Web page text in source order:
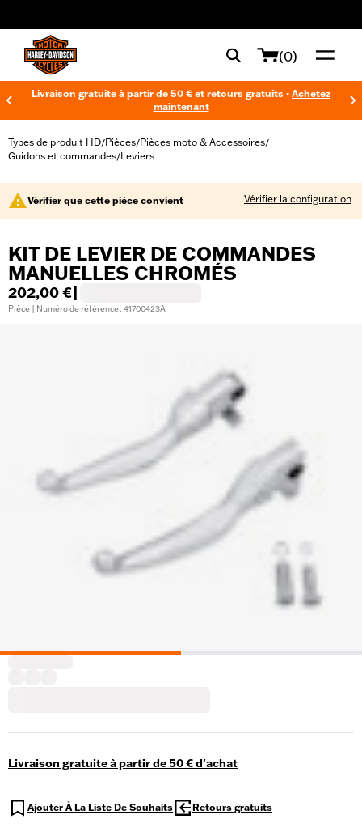
(0)
Livraison gratuite à partir de 50 € et retours gratuits - Achetez
maintenant
Types de produit HD/Pièces/Pièces moto & Accessoires/
Guidons et commandes/Leviers
Vérifier que cette pièce convient Vérifier la configuration
KIT DE LEVIER DE COMMANDES
MANUELLES CHROMÉS
202,00 €
Pièce | Numéro de référence : 41700423A
Livraison gratuite à partir de 50 € d'achat
Ajouter À La Liste De Souhaits Retours gratuits